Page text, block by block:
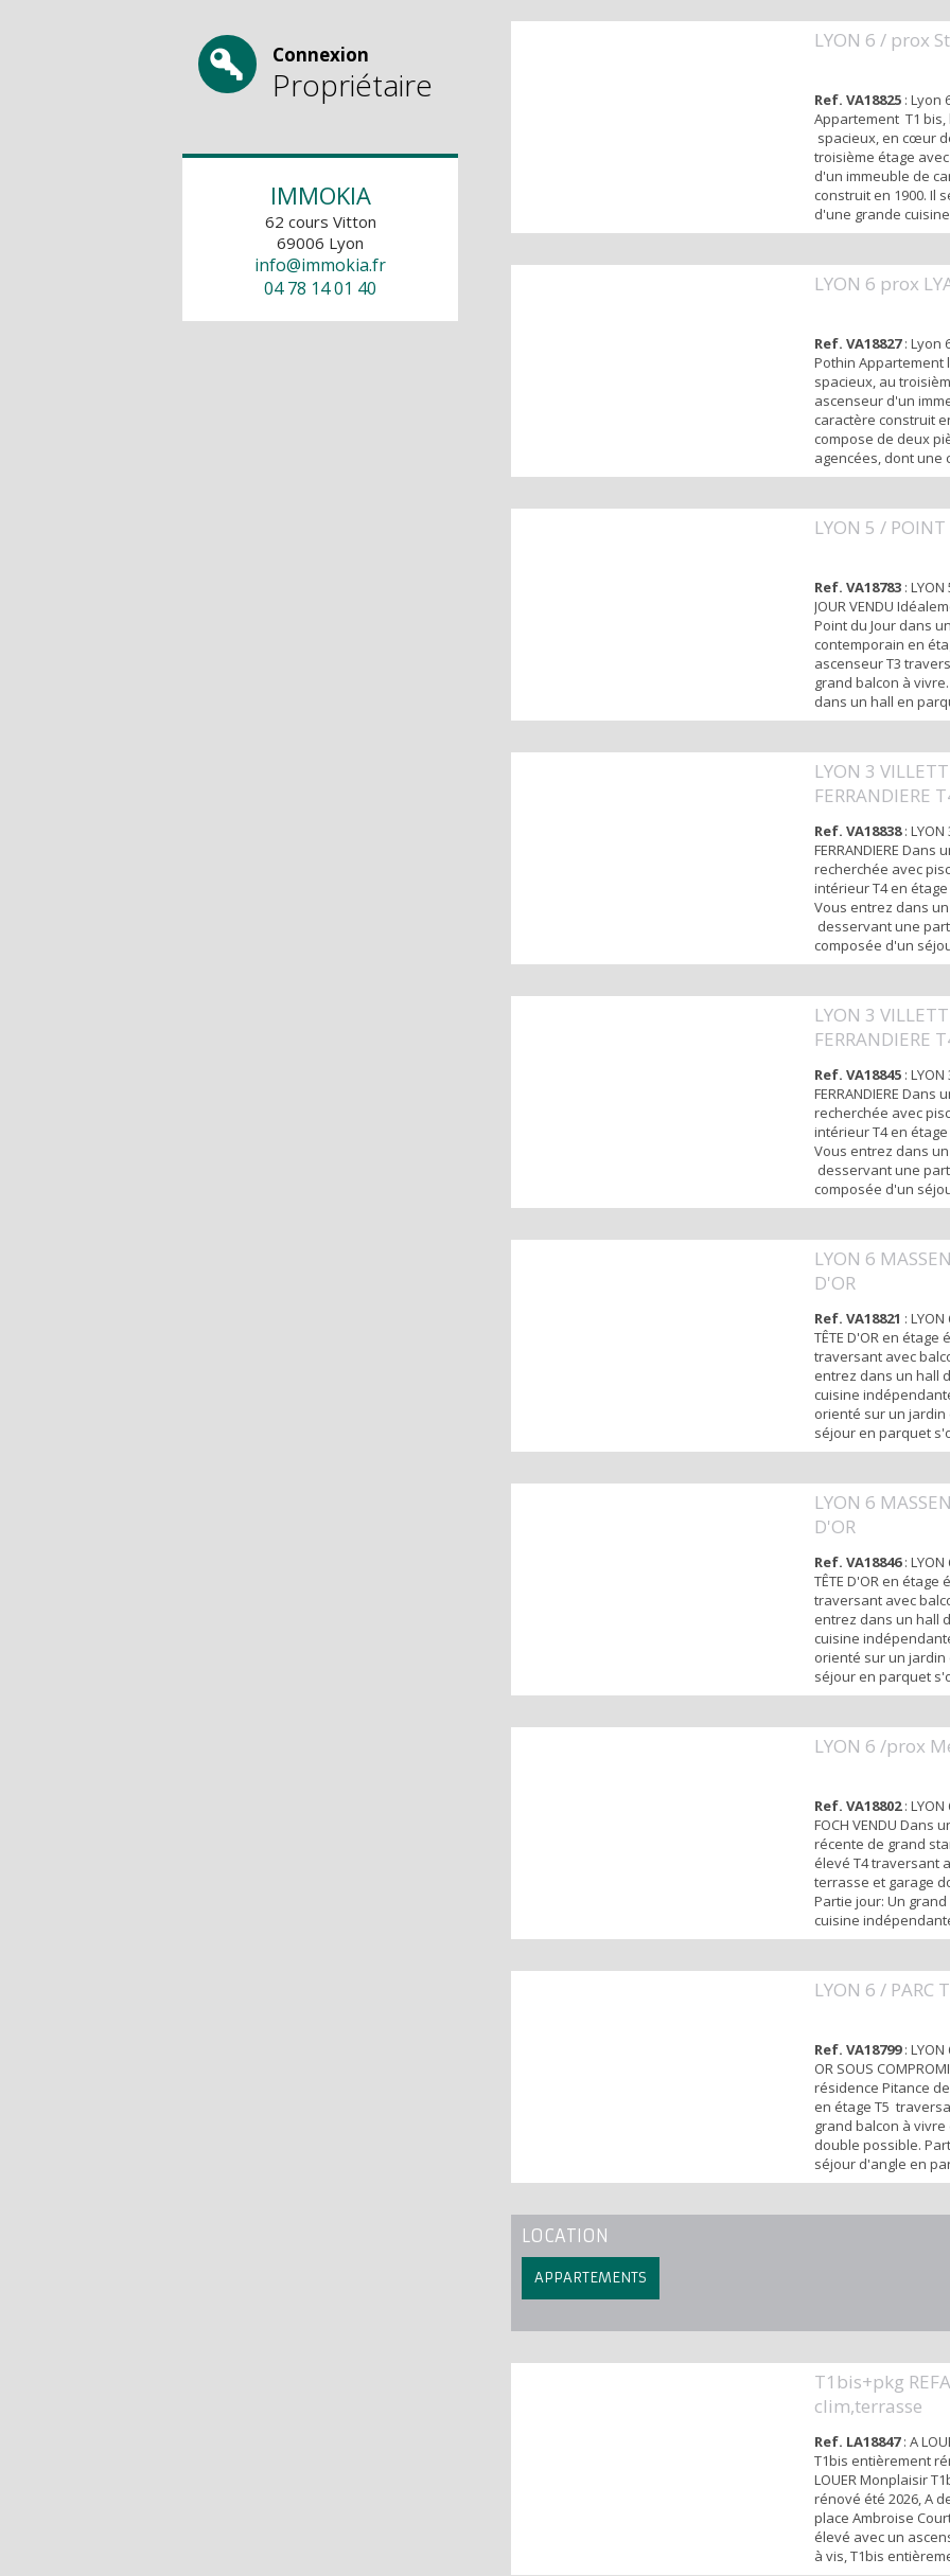
Connexion
Propriétaire
IMMOKIA
62 cours Vitton
69006 Lyon
info@immokia.fr
04 78 14 01 40
salle d'eau
est individuel. Vous
LYON 6 / prox
Ref. VA18825 : Lyon
Appartement T1 bis,
spacieux, en cœur
troisième étage
d'un immeuble de
construit en 1900. Il
d'une grande
meublée, d'un
l'ouest au calme sur
cour. Vous disposez
LYON 6 prox
Ref. VA18827: Lyon
Pothin Appartement
spacieux, au
ascenseur d'un
caractère construit
compose de deux
agencées, dont une
confortable. La
équipée peut être
séjour, La salle de
LYON 5 / POINT
Ref. VA18783 :
JOUR VENDU
Point du Jour dans
contemporain en
ascenseur T3
grand balcon à
dans un hall en
un espace jour et
parquet orienté au
balcon à vivre, d'une
équipée
LYON 3
FERRANDIERE
piscine
Ref. VA18838: LYON
FERRANDIERE Dans
recherchée avec
intérieur T4 en
Vous entrez dans
desservant une
composée d'un
une terrasse au
d'une buanderie et
partie nuit dispose
dont 2 avec
LYON 3
FERRANDIERE
piscine
Ref. VA18845 : LYON
FERRANDIERE Dans
recherchée avec
intérieur T4 en
Vous entrez dans
desservant une
composée d'un
une terrasse au
d'une buanderie et
partie nuit dispose
dont 2 avec
LYON 6
D'OR
Ref. VA18821 :
TÊTE D'OR en étage
traversant avec
entrez dans un hall
cuisine
orienté sur un jardin
séjour en parquet
balcon orienté Sud.
calme sur jardin,
SDB, un dressing et
indépendantes .
LYON 6
D'OR
Ref. VA18846: LYON
TÊTE D'OR en étage
traversant avec
entrez dans un hall
cuisine
orienté sur un jardin
séjour en parquet
balcon orienté Sud.
calme sur jardin,
SDB, un dressing et
LYON 6 /prox
Ref. VA18802: LYON
FOCH VENDU Dans
récente de grand
élevé T4 traversant
terrasse et garage
Partie jour: Un
cuisine
s'ouvrant tous les
nuit: 3 chambres
dont une suite
LYON 6 / PARC
Ref. VA18799: LYON
OR SOUS
résidence Pitance
en étage T5
grand balcon à
double possible.
séjour d'angle en
indépendante
suites avec soit sdb
LOCATION
APPARTEMENTS
T1bis+pkg
clim,terrasse
Ref. LA18847: A
T1bis entièrement
LOUER Monplaisir
rénové été 2026, A
place Ambroise
élevé avec un
à vis, T1bis